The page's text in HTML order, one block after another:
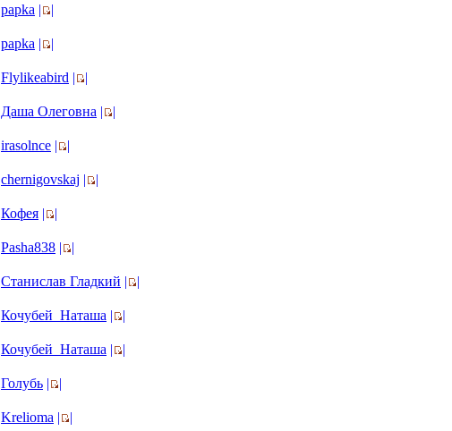
papka |
|
papka |
|
Flylikeabird |
|
Даша Олеговна |
|
irasolnce |
|
chernigovskaj |
|
Кофея |
|
Pasha838 |
|
Станислав Гладкий |
|
Кочубей_Наташа |
|
Кочубей_Наташа |
|
Голубь |
|
Krelioma |
|